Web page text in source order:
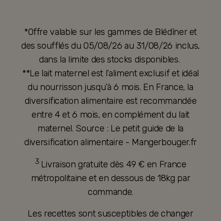
*Offre valable sur les gammes de Blédîner et
des soufflés du 05/08/26 au 31/08/26 inclus,
dans la limite des stocks disponibles.
**Le lait maternel est l’aliment exclusif et idéal
du nourrisson jusqu’à 6 mois. En France, la
diversification alimentaire est recommandée
entre 4 et 6 mois, en complément du lait
maternel. Source : Le petit guide de la
diversification alimentaire - Mangerbouger.fr
3 Livraison gratuite dès 49 € en France
métropolitaine et en dessous de 18kg par
commande.
Les recettes sont susceptibles de changer